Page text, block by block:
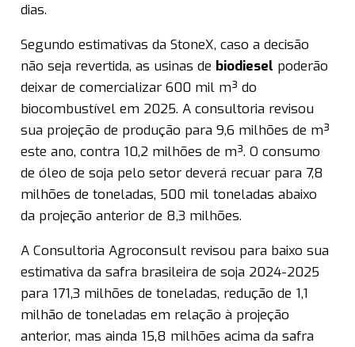
dias.
Segundo estimativas da StoneX, caso a decisão
não seja revertida, as usinas de biodiesel poderão
deixar de comercializar 600 mil m³ do
biocombustível em 2025. A consultoria revisou
sua projeção de produção para 9,6 milhões de m³
este ano, contra 10,2 milhões de m³. O consumo
de óleo de soja pelo setor deverá recuar para 7,8
milhões de toneladas, 500 mil toneladas abaixo
da projeção anterior de 8,3 milhões.
A Consultoria Agroconsult revisou para baixo sua
estimativa da safra brasileira de soja 2024-2025
para 171,3 milhões de toneladas, redução de 1,1
milhão de toneladas em relação à projeção
anterior, mas ainda 15,8 milhões acima da safra